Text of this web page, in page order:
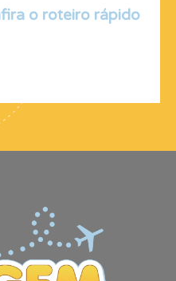
o roteiro rápido